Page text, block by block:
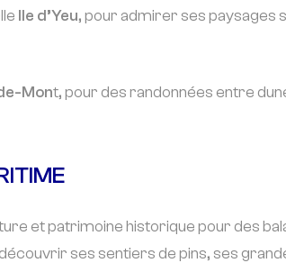
Ile d’Yeu, pour admirer ses paysages
Mont, pour des randonnées entre
et patrimoine historique pour des
ses sentiers de pins, ses